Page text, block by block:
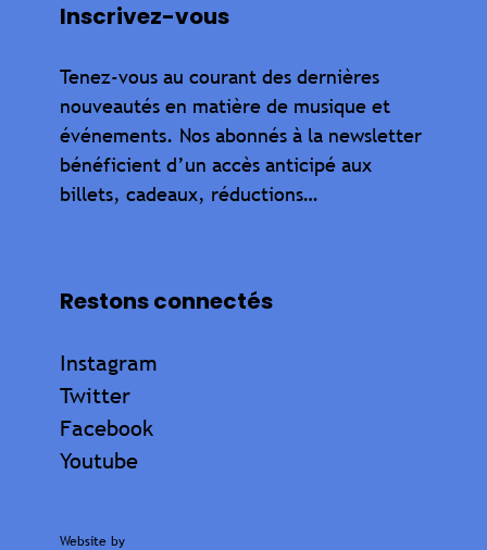
Inscrivez-vous
Tenez-vous au courant des dernières
nouveautés en matière de musique et
événements. Nos abonnés à la newsletter
bénéficient d’un accès anticipé aux
billets, cadeaux, réductions…
Restons connectés
Instagram
Twitter
Facebook
Youtube
Website by